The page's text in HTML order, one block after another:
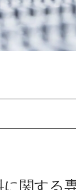
関する